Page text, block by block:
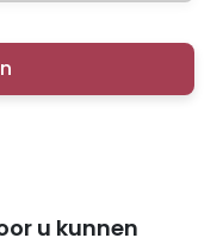
u kunnen